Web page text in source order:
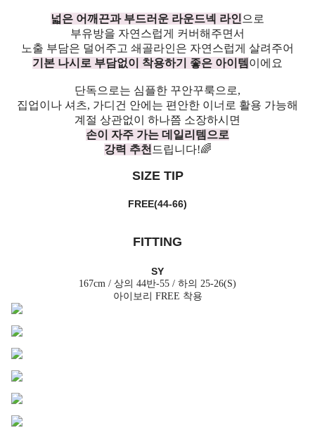
넓은 어깨끈과 부드러운 라운드넥 라인 으로
부유방을 자연스럽게 커버해주면서
노출 부담은 덜어주고 쇄골라인은 자연스럽게 살려주어
기본 나시로 부담없이 착용하기 좋은 아이템 이에요
단독으로는 심플한 꾸안꾸룩으로,
집업이나 셔츠, 가디건 안에는 편안한 이너로 활용 가능해
계절 상관없이 하나쯤 소장하시면
손이 자주 가는 데일리템으로
강력 추천 드립니다!🌈
SIZE TIP
FREE(44-66)
FITTING
SY
167cm / 상의 44반-55 / 하의 25-26(S)
아이보리 FREE 착용